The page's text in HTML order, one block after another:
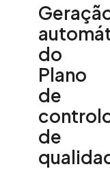
do
Plano
de
de